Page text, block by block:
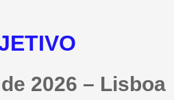
2026 – Lisboa